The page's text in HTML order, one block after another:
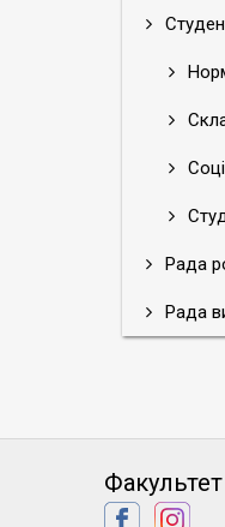
Рада
Рада